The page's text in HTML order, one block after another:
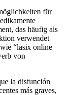
für
das häufig als
verwendet
“lasix online
von
la disfunción
más graves,